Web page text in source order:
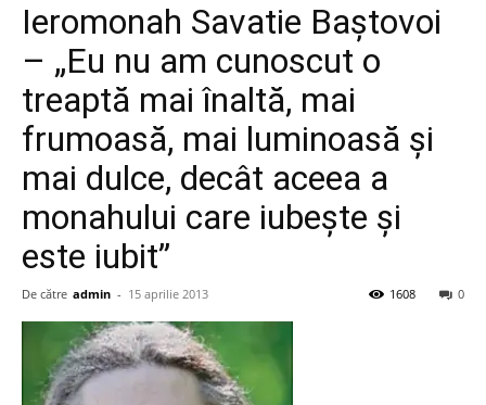
Ieromonah Savatie Baştovoi
– „Eu nu am cunoscut o
treaptă mai înaltă, mai
frumoasă, mai luminoasă şi
mai dulce, decât aceea a
monahului care iubeşte şi
este iubit”
De către admin - 15 aprilie 2013 0
1608